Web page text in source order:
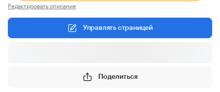
Редактировать описание
Управлять страницей
Поделиться